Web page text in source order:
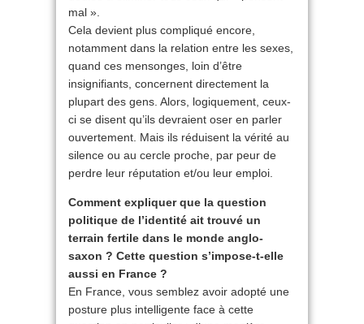
mal ».
Cela devient plus compliqué encore,
notamment dans la relation entre les sexes,
quand ces mensonges, loin d’être
insignifiants, concernent directement la
plupart des gens. Alors, logiquement, ceux-
ci se disent qu’ils devraient oser en parler
ouvertement. Mais ils réduisent la vérité au
silence ou au cercle proche, par peur de
perdre leur réputation et/ou leur emploi.
Comment expliquer que la question
politique de l’identité ait trouvé un
terrain fertile dans le monde anglo-
saxon ? Cette question s’impose-t-elle
aussi en France ?
En France, vous semblez avoir adopté une
posture plus intelligente face à cette